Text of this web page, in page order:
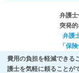
弁護士
突発的
弁護
「保
費用の負担を軽減できる
護士を気軽に頼ることが